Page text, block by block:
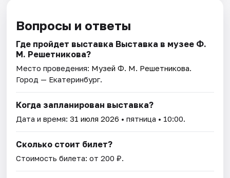
Вопросы и ответы
Где пройдет выставка Выставка в музее Ф.
М. Решетникова?
Место проведения: Музей Ф. М. Решетникова.
Город — Екатеринбург.
Когда запланирован выставка?
Дата и время:31 июля 2026 • пятница • 10:00.
Сколько стоит билет?
Стоимость билета: от 200 ₽.